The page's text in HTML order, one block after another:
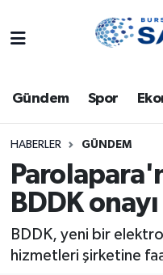
Gündem Spor
HABERLER GÜNDEM
BDDK onayı
BDDK, yeni bir
hizmetleri şirketine
Bursa
Dünya
Eğitim
Ekonomi
Genel
Trafik Durumu
Süper Lig Puan
Tüm Manşetler
Son Dakika
Haber Arşivi